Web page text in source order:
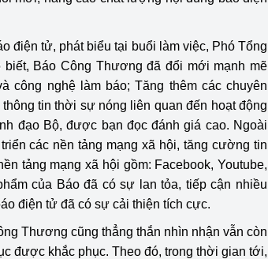
điện tử, phát biểu tại buổi làm việc, Phó Tổng
biết, Báo Công Thương đã đổi mới mạnh mẽ
công nghệ làm báo; Tăng thêm các chuyên
tin thời sự nóng liên quan đến hoạt động
đạo Bộ, được bạn đọc đánh giá cao. Ngoài
các nền tảng mạng xã hội, tăng cường tin
tảng mạng xã hội gồm: Facebook, Youtube,
của Báo đã có sự lan tỏa, tiếp cận nhiều
điện tử đã có sự cải thiện tích cực.
Thương cũng thẳng thắn nhìn nhận vẫn còn
được khắc phục. Theo đó, trong thời gian tới,